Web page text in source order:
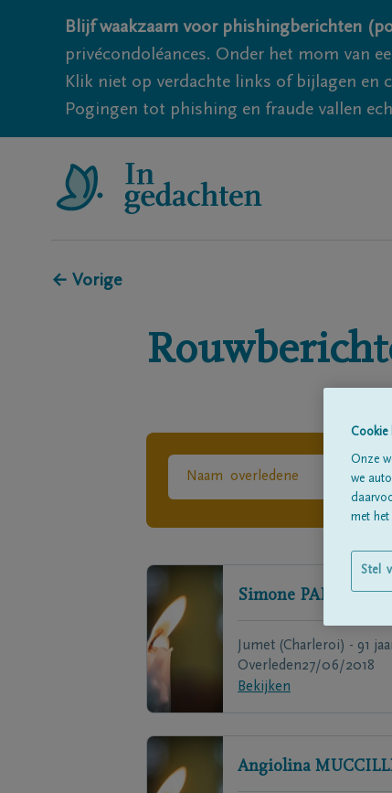
Blijf waakzaam voor phishingberichten
privécondoléances. Onder het mom van
Klik niet op verdachte links of bijlagen en
Pogingen tot phishing en fraude vallen
← Vorige
Simone PARENT
Jumet (Charleroi) - 91
Overleden27/06/2018
Bekijken
Angiolina
Cookie
Onze
we
met
Stel